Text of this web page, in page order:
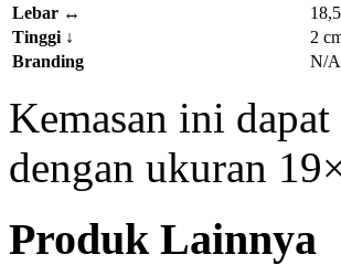
Lebar ↔
Tinggi ↓
2
Branding
N/A
Kemasan ini
dengan ukuran
Produk Lainnya